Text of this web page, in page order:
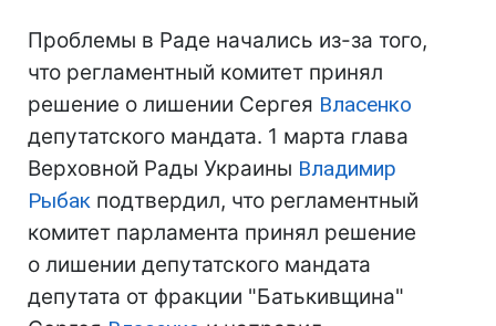
Проблемы в Раде начались из-за того,
что регламентный комитет принял
решение о лишении Сергея Власенко
депутатского мандата. 1 марта глава
Верховной Рады Украины Владимир
Рыбак подтвердил, что регламентный
комитет парламента принял решение
о лишении депутатского мандата
депутата от фракции "Батькивщина"